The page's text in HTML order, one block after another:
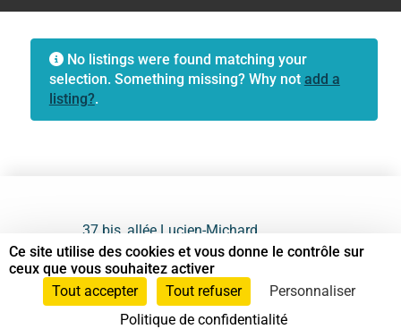
No listings were found matching your
selection. Something missing? Why not add a
listing?.
37 bis, allée Lucien-Michard
93190 Livry-Gargan
06 61 87 28 09
Ce site utilise des cookies et vous donne le contrôle sur
ceux que vous souhaitez activer
Tout accepter
Tout refuser
Personnaliser
Politique de confidentialité